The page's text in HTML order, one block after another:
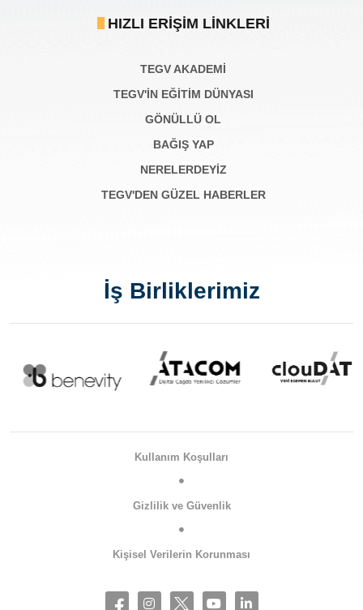
HIZLI ERIŞIM LINKLERI
TEGV AKADEMI
TEGV'İN EĞİTİM DÜNYASI
GÖNÜLLÜ OL
BAĞIŞ YAP
NERELERDEYİZ
TEGV'DEN GÜZEL HABERLER
İş Birliklerimiz
Kullanım Koşulları
Gizlilik ve Güvenlik
Kişisel Verilerin Korunması